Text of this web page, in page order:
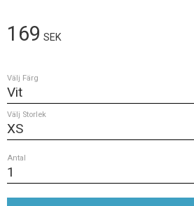
169 SEK
Välj Färg
Välj Storlek
Antal